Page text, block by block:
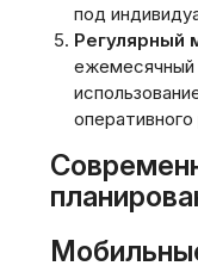
под
Регулярный
ежемесячный